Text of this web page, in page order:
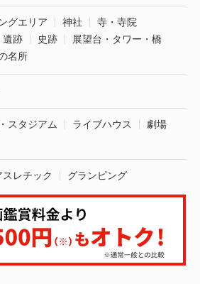
グエリア 神社
寺・寺院
遺跡 史跡
展望台・タワー・橋
名所
スタジアム ライブハウス
劇場
スレチック グランピング